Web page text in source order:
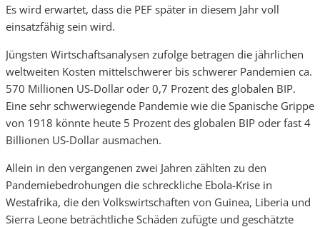
Es wird erwartet, dass die PEF später in diesem Jahr voll
einsatzfähig sein wird.
Jüngsten Wirtschaftsanalysen zufolge betragen die jährlichen
weltweiten Kosten mittelschwerer bis schwerer Pandemien ca.
570 Millionen US-Dollar oder 0,7 Prozent des globalen BIP.
Eine sehr schwerwiegende Pandemie wie die Spanische Grippe
von 1918 könnte heute 5 Prozent des globalen BIP oder fast 4
Billionen US-Dollar ausmachen.
Allein in den vergangenen zwei Jahren zählten zu den
Pandemiebedrohungen die schreckliche Ebola-Krise in
Westafrika, die den Volkswirtschaften von Guinea, Liberia und
Sierra Leone beträchtliche Schäden zufügte und geschätzte